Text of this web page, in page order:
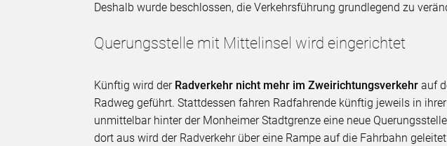
Deshalb wurde beschlossen, die Verkehrsführung grundlegend zu
Querungsstelle mit Mittelinsel wird eingerichtet
Künftig wird der Radverkehr nicht mehr im Zweirichtungsverkehr auf
Radweg geführt. Stattdessen fahren Radfahrende künftig jeweils in
unmittelbar hinter der Monheimer Stadtgrenze eine neue
dort aus wird der Radverkehr über eine Rampe auf die Fahrbahn